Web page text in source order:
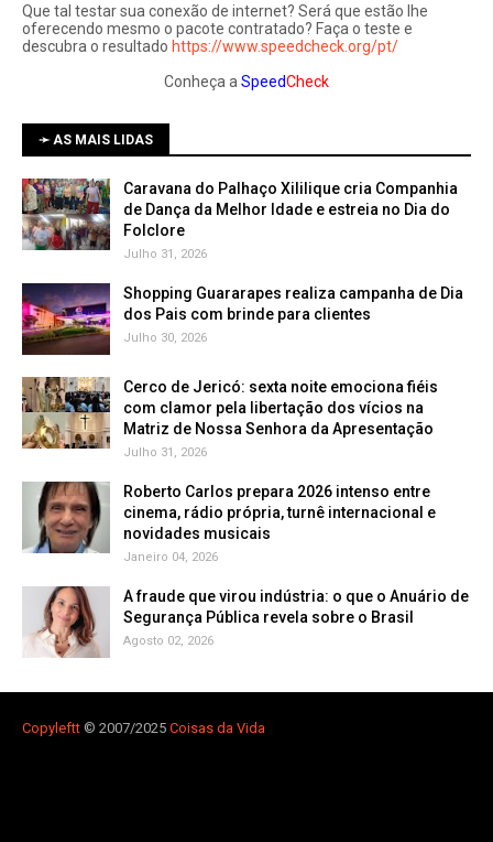
Que tal testar sua conexão de internet? Será que estão lhe
oferecendo mesmo o pacote contratado? Faça o teste e
descubra o resultado https://www.speedcheck.org/pt/
Conheça a SpeedCheck
➛ AS MAIS LIDAS
Caravana do Palhaço Xililique cria Companhia
de Dança da Melhor Idade e estreia no Dia do
Folclore
Julho 31, 2026
Shopping Guararapes realiza campanha de Dia
dos Pais com brinde para clientes
Julho 30, 2026
Cerco de Jericó: sexta noite emociona fiéis
com clamor pela libertação dos vícios na
Matriz de Nossa Senhora da Apresentação
Julho 31, 2026
Roberto Carlos prepara 2026 intenso entre
cinema, rádio própria, turnê internacional e
novidades musicais
Janeiro 04, 2026
A fraude que virou indústria: o que o Anuário de
Segurança Pública revela sobre o Brasil
Agosto 02, 2026
Copyleftt © 2007/2025 Coisas da Vida